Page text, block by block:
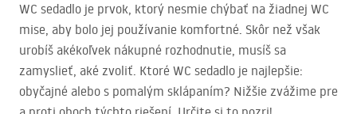
WC sedadlo je prvok, ktorý nesmie chýbať na žiadnej WC
mise, aby bolo jej používanie komfortné. Skôr než však
urobíš akékoľvek nákupné rozhodnutie, musíš sa
zamyslieť, aké zvoliť. Ktoré WC sedadlo je najlepšie:
obyčajné alebo s pomalým sklápaním? Nižšie zvážime pre